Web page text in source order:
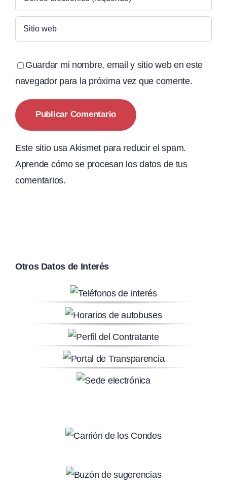
Guardar mi nombre, email y sitio web en este
navegador para la próxima vez que comente.
Este sitio usa Akismet para reducir el spam.
Aprende cómo se procesan los datos de tus
comentarios.
Otros Datos de Interés